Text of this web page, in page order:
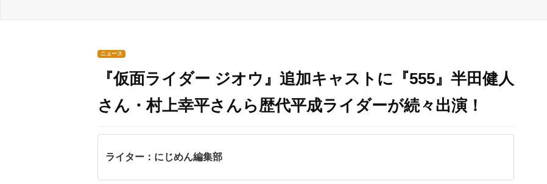
ニュース
『仮面ライダー ジオウ』追加キャストに『555』半田健人
さん・村上幸平さんら歴代平成ライダーが続々出演！
ライター：にじめん編集部